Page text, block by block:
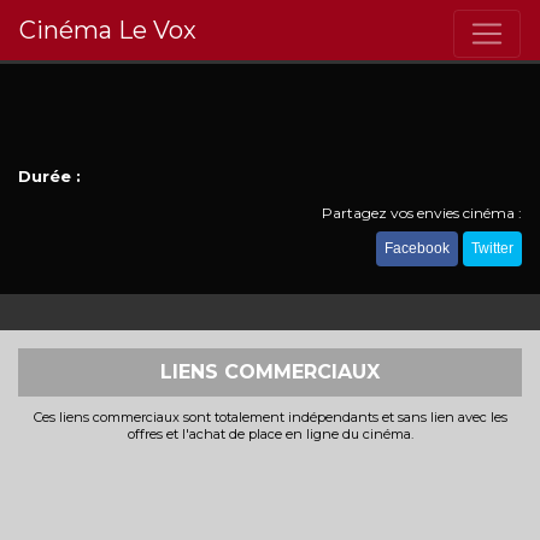
Cinéma Le Vox
Durée :
Partagez vos envies cinéma :
Facebook Twitter
LIENS COMMERCIAUX
Ces liens commerciaux sont totalement indépendants et sans lien avec les
offres et l'achat de place en ligne du cinéma.